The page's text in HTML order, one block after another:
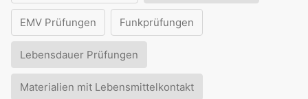
EMV Prüfungen Funkprüfungen
Lebensdauer Prüfungen
Materialien mit Lebensmittelkontakt